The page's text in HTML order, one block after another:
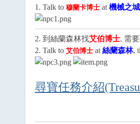
1. Talk to 穆蘭卡博士 at 機械之
2. 到絲蘭森林找艾伯博士, 需
2. Talk to 艾伯博士 at 絲蘭森林,
尋寶任務介紹